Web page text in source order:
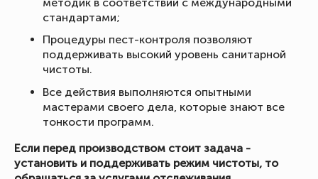
стандартами;
Процедуры пест-контроля позволяют
поддерживать высокий уровень санитарной
чистоты.
Все действия выполняются опытными
мастерами своего дела, которые знают все
тонкости программ.
Если перед производством стоит задача -
установить и поддерживать режим чистоты, то